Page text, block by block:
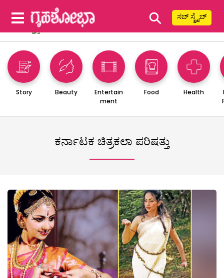
⚲ ಸಬ್ ಸ್ಕ್ರೈಬ್
Story Beauty
Entertain
ment
Food Health
ಕರ್ನಾಟಕ ಚಿತ್ರಕಲಾ ಪರಿಷತ್ತು